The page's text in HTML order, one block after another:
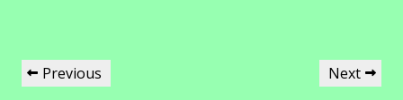
Previous Next